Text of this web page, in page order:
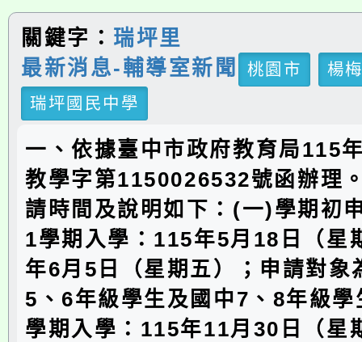
關鍵字： 瑞坪里
最新消息-輔導室新聞
桃園市
楊
瑞坪國民中學
一、依據臺中市政府教育局115
教學字第1150026532號函辦理
請時間及說明如下：(一)學期初
1學期入學：115年5月18日（星
年6月5日（星期五）；申請對象
5、6年級學生及國中7、8年級
學期入學：115年11月30日（星